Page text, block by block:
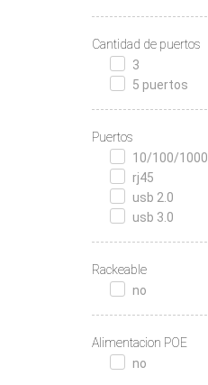
Cantidad de puertos
3
5 puertos
Puertos
10/100/1000
rj45
usb 2.0
usb 3.0
Rackeable
no
Alimentacion POE
no